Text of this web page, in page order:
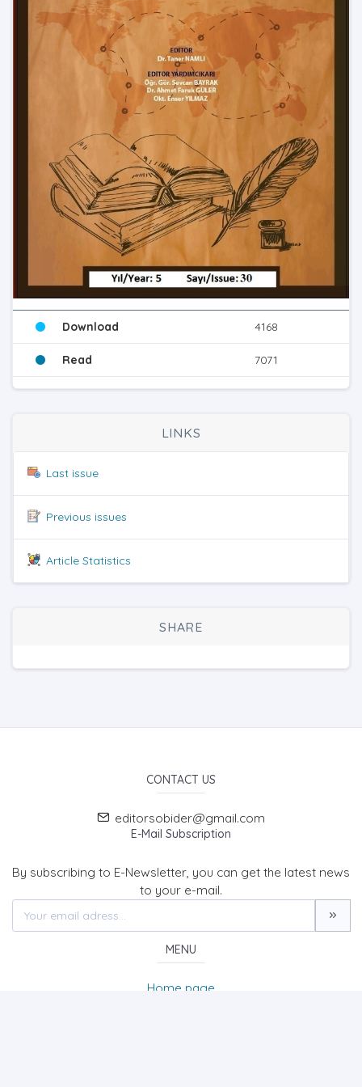
Download 4168
Read 7071
LINKS
Last issue
Previous issues
Article Statistics
SHARE
CONTACT US
editorsobider@gmail.com
E-Mail Subscription
By subscribing to E-Newsletter, you can get the latest news
to your e-mail.
MENU
Home page